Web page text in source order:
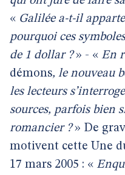
« Galilée a-t-il
pourquoi ces
de 1 dollar ?» - « En
démons, le nouveau
les lecteurs
sources, parfois bien
romancier ?» De
motivent cette Une
17 mars 2005 : «